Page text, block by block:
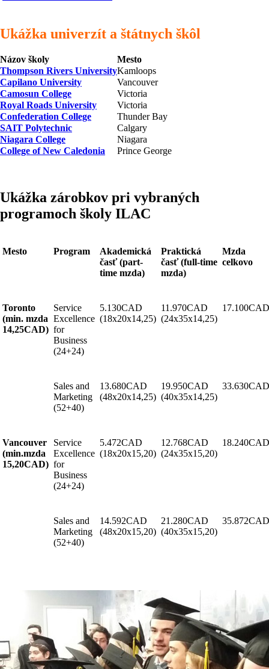
Ukážka univerzít a štátnych škôl
Názov školy
Mesto
Thompson Rivers UniversityKamloops
Capilano University
Vancouver
Camosun College
Victoria
Royal Roads University
Victoria
Confederation College
Thunder Bay
SAIT Polytechnic
Calgary
Niagara College
Niagara
College of New Caledonia
Prince George
Ukážka zárobkov pri vybraných
programoch školy ILAC
Mesto Program
Akademická
časť (part-
time mzda)
Praktická
časť (full-time
mzda)
Mzda
celkovo
Toronto
(min. mzda
14,25CAD)
Service
Excellence
for
Business
(24+24)
5.130CAD
(18x20x14,25)
11.970CAD
(24x35x14,25)
17.100CAD
Sales and
Marketing
(52+40)
13.680CAD
(48x20x14,25)
19.950CAD
(40x35x14,25)
33.630CAD
Vancouver
(min.mzda
15,20CAD)
Service
Excellence
for
Business
(24+24)
5.472CAD
(18x20x15,20)
12.768CAD
(24x35x15,20)
18.240CAD
Sales and
Marketing
(52+40)
14.592CAD
(48x20x15,20)
21.280CAD
(40x35x15,20)
35.872CAD